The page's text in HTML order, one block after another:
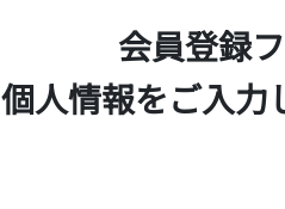
会員登録
個人情報をご入力